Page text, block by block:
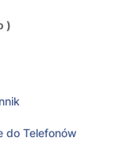
)
do Telefonów